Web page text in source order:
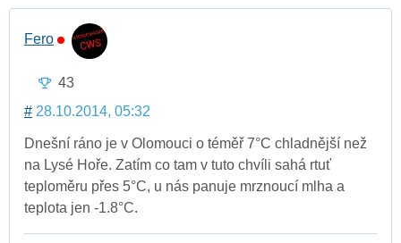
Fero
43
# 28.10.2014, 05:32
Dnešní ráno je v Olomouci o téměř 7°C chladnější než
na Lysé Hoře. Zatím co tam v tuto chvíli sahá rtuť
teploměru přes 5°C, u nás panuje mrznoucí mlha a
teplota jen -1.8°C.